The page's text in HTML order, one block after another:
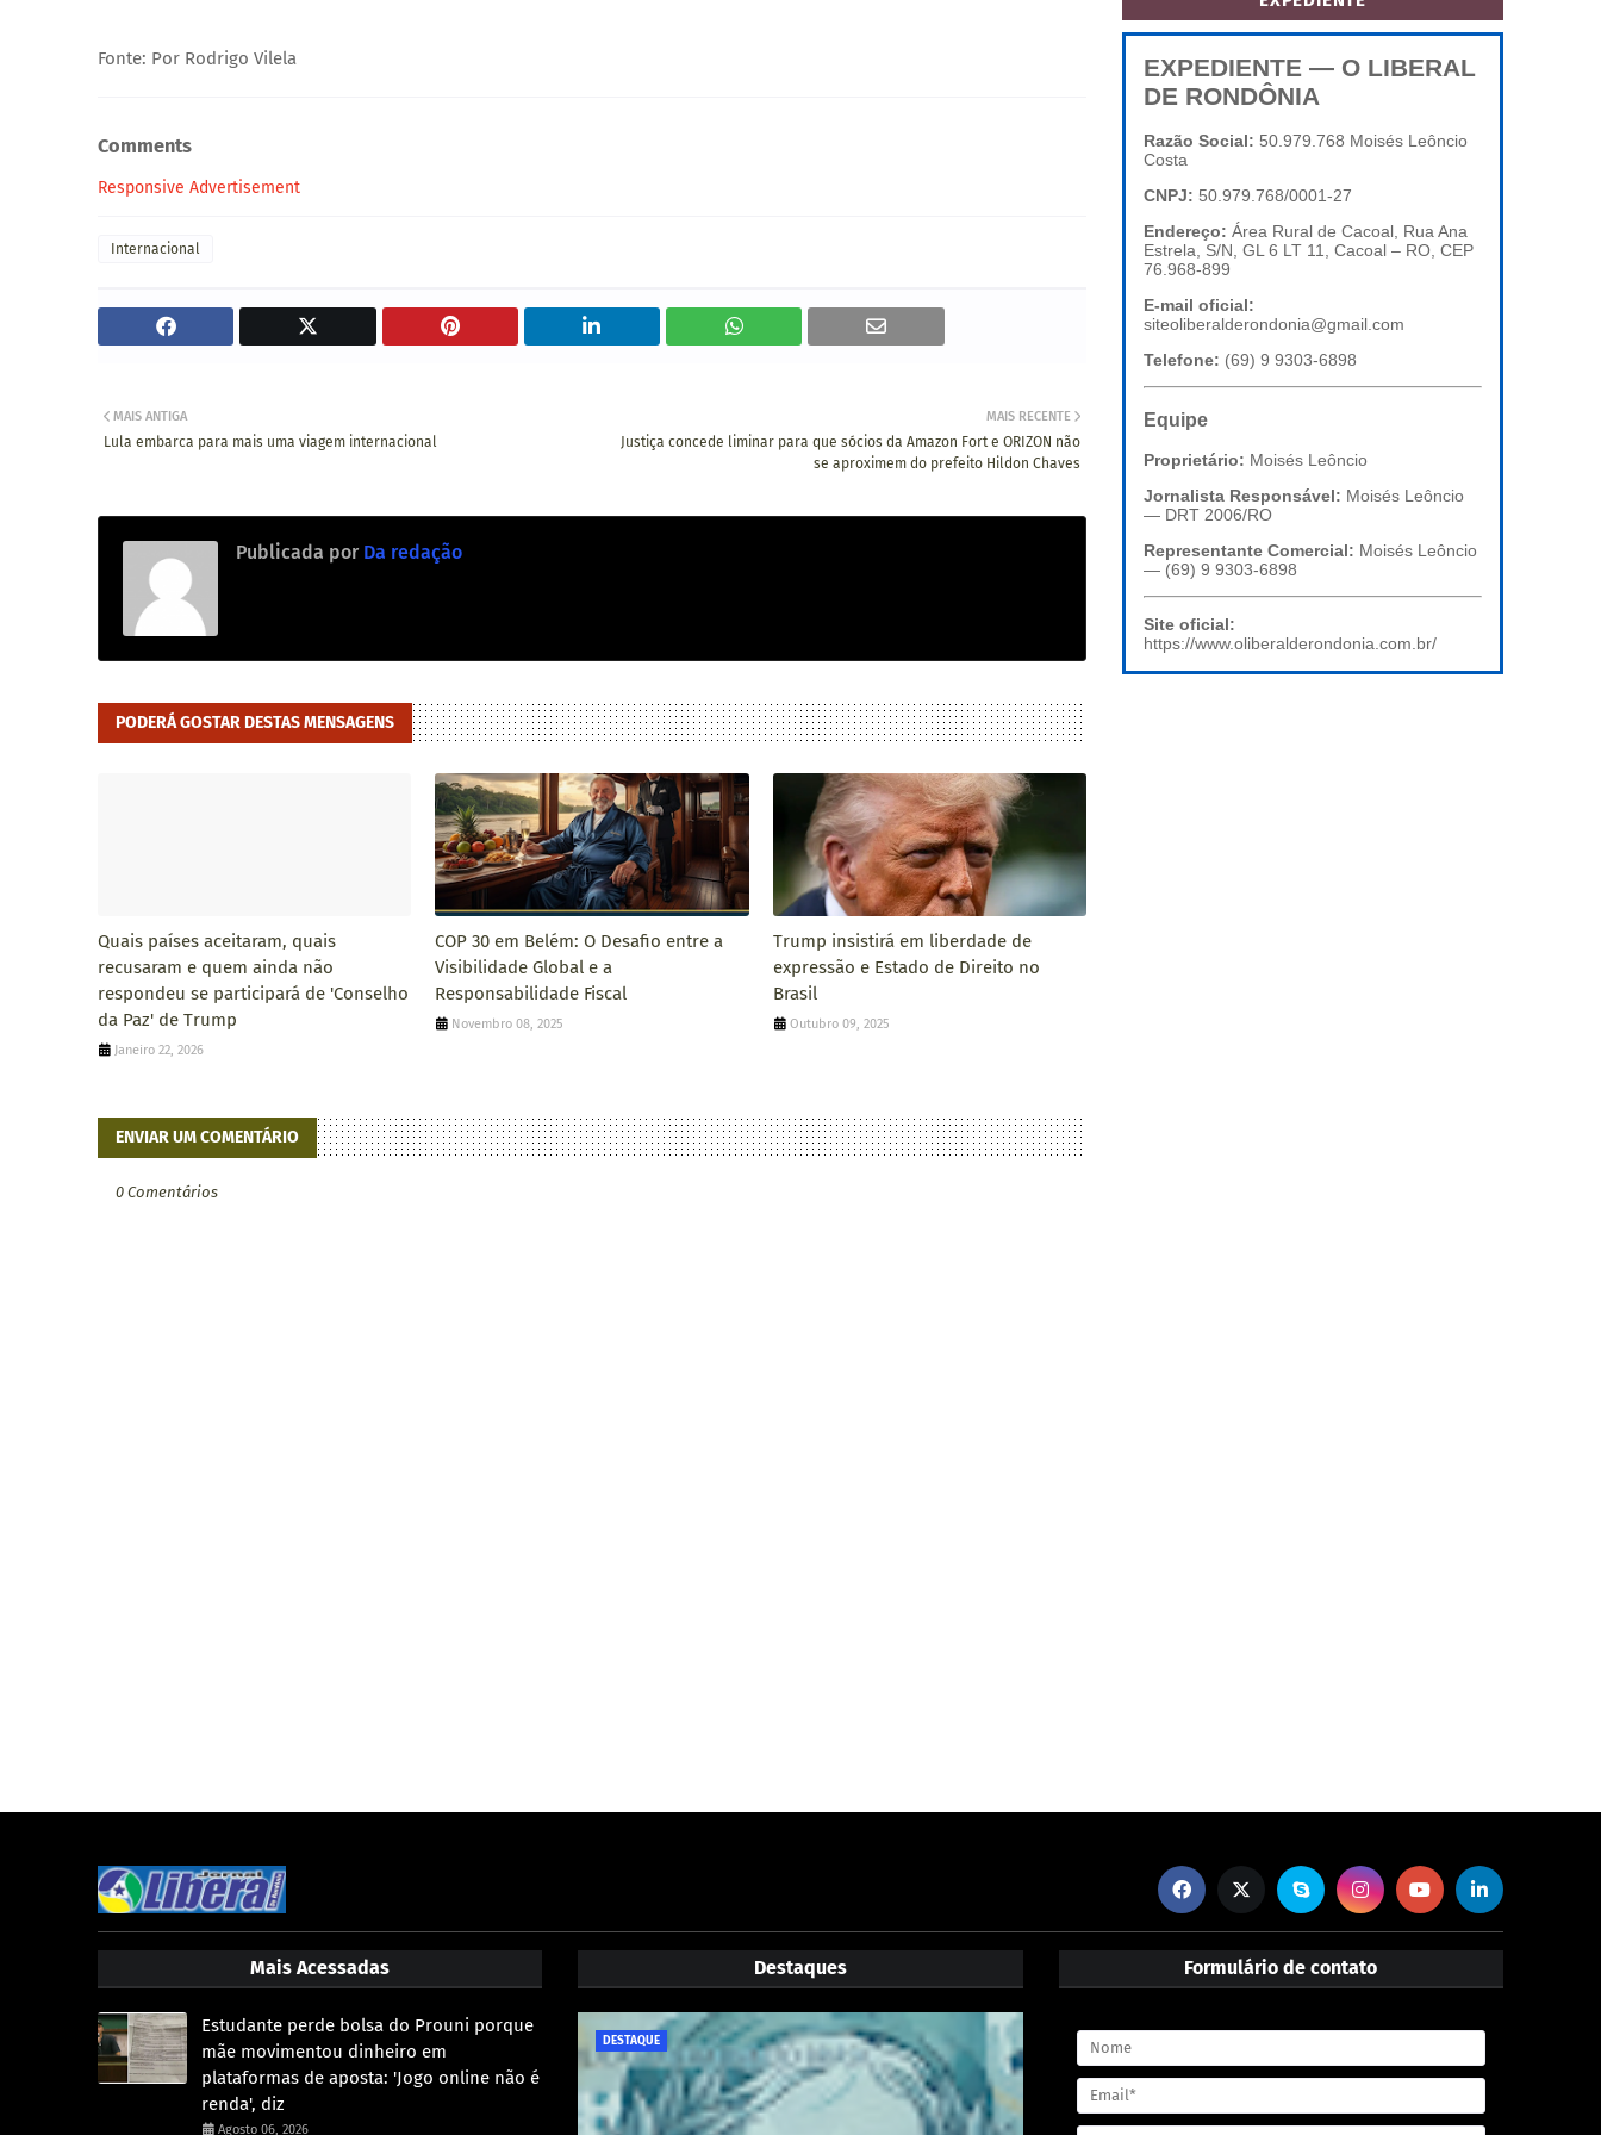
Fonte: Por Rodrigo Vilela
Comments
Responsive Advertisement
Internacional
MAIS RECENTE
Justiça concede liminar para que sócios da Amazon Fort e ORIZON não
se aproximem do prefeito Hildon Chaves
MAIS ANTIGA
Lula embarca para mais uma viagem internacional
Publicada por Da redação
PODERÁ GOSTAR DESTAS MENSAGENS
Quais países aceitaram, quais
recusaram e quem ainda não
respondeu se participará de 'Conselho
da Paz' de Trump
Janeiro 22, 2026
COP 30 em Belém: O Desafio entre a
Visibilidade Global e a
Responsabilidade Fiscal
Novembro 08, 2025
Trump insistirá em liberdade de
expressão e Estado de Direito no
Brasil
Outubro 09, 2025
ENVIAR UM COMENTÁRIO
0 Comentários
EXPEDIENTE — O LIBERAL
DE RONDÔNIA
Razão Social: 50.979.768 Moisés Leôncio
Costa
CNPJ: 50.979.768/0001-27
Endereço: Área Rural de Cacoal, Rua Ana
Estrela, S/N, GL 6 LT 11, Cacoal – RO, CEP
76.968-899
E-mail oficial:
siteoliberalderondonia@gmail.com
Telefone: (69) 9 9303-6898
Equipe
Proprietário: Moisés Leôncio
Jornalista Responsável: Moisés Leôncio
— DRT 2006/RO
Representante Comercial: Moisés Leôncio
— (69) 9 9303-6898
Site oficial:
https://www.oliberalderondonia.com.br/
Mais Acessadas
Estudante perde bolsa do Prouni porque
mãe movimentou dinheiro em
plataformas de aposta: 'Jogo online não é
renda', diz
Agosto 06, 2026
Destaques
DESTAQUE
Formulário de contato